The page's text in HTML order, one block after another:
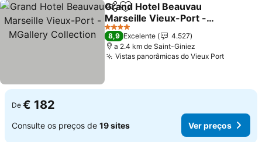
PartilharAdicionar aos favoritos
Grand Hotel Beauvau
Marseille Vieux-Port -
MGallery Collection
4 Estrelas
8,9 Excelente
4.527
a 2.4 km de Saint-Giniez
Vistas panorâmicas do Vieux Port
De € 182
Consulte os preços de 19 sites Ver preços